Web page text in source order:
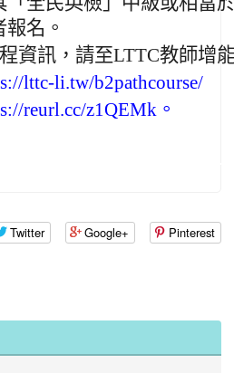
報名。
資訊，請至LTTC教師增
lttc-li.tw/b2pathcourse/
reurl.cc/z1QEMk。
Twitter Google+ Pinterest